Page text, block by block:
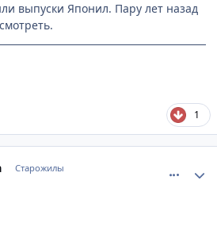
выпуски Японил. Пару лет назад
1
Старожилы